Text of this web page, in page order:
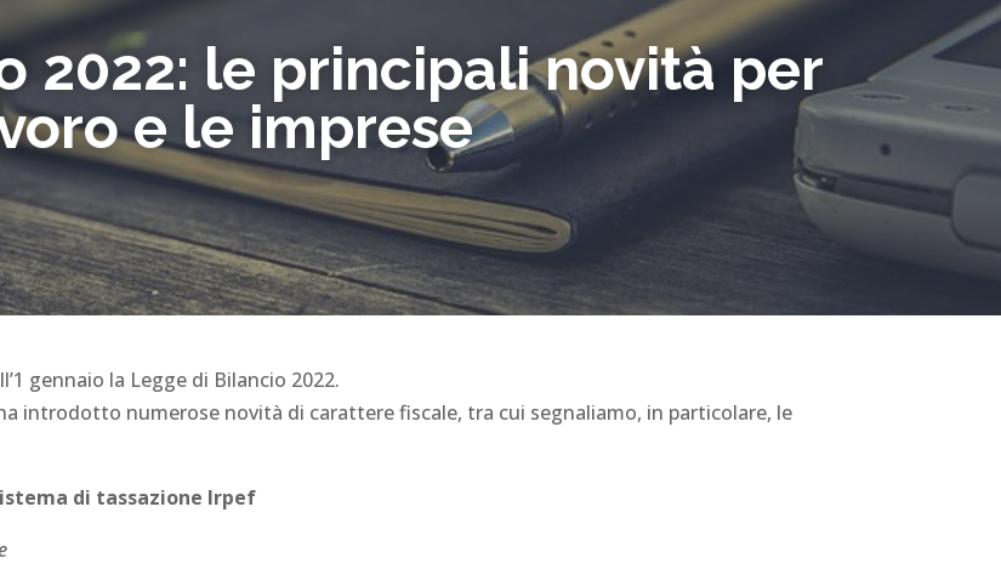
2022: le principali novità per
e le imprese
gennaio la Legge di Bilancio 2022.
introdotto numerose novità di carattere fiscale, tra cui segnaliamo, in particolare, le
di tassazione Irpef